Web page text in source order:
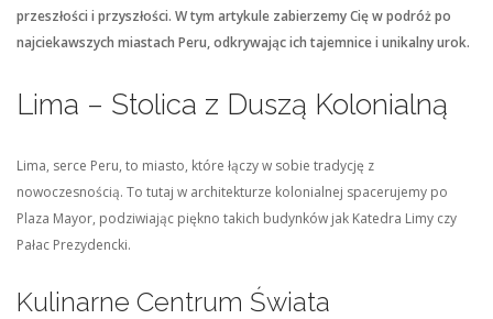
przeszłości i przyszłości. W tym artykule zabierzemy Cię w podróż po
najciekawszych miastach Peru, odkrywając ich tajemnice i unikalny urok.
Lima – Stolica z Duszą Kolonialną
Lima, serce Peru, to miasto, które łączy w sobie tradycję z
nowoczesnością. To tutaj w architekturze kolonialnej spacerujemy po
Plaza Mayor, podziwiając piękno takich budynków jak Katedra Limy czy
Pałac Prezydencki.
Kulinarne Centrum Świata